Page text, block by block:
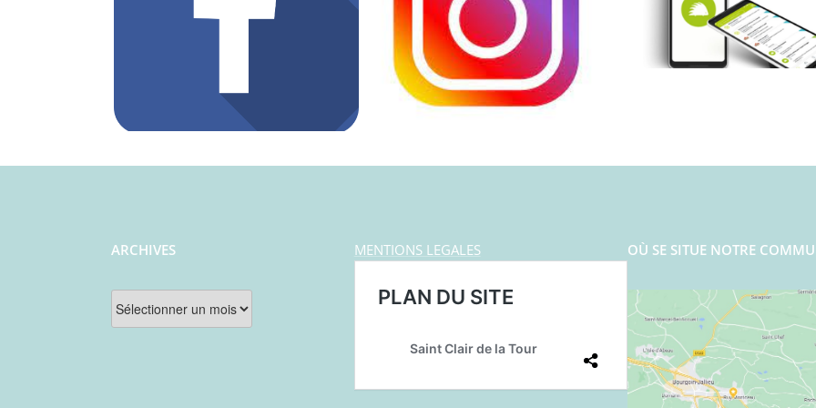
ARCHIVES
Archives
MENTIONS LEGALES OÙ SE SITUE NOTRE